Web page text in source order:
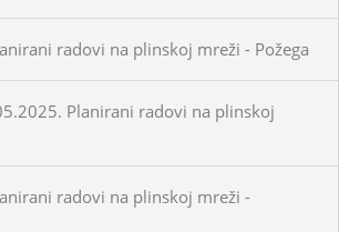
radovi na plinskoj mreži - Požega
Planirani radovi na plinskoj
radovi na plinskoj mreži -